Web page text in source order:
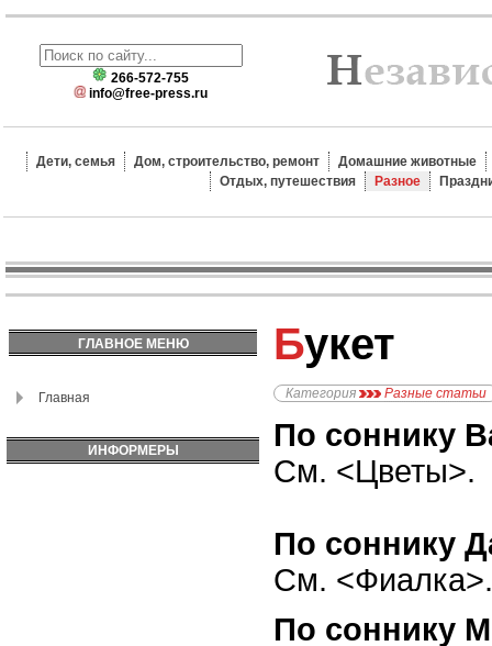
266-572-755
info@free-press.ru
Дети, семья Дом, строительство, ремонт
Домашние животные
Отдых, путешествия
Разное
ГЛАВНОЕ МЕНЮ
Главная
ИНФОРМЕРЫ
Букет
Категория Разные статьи
По соннику
См. <Цветы>.
По соннику
См. <Фиалка>.
По соннику